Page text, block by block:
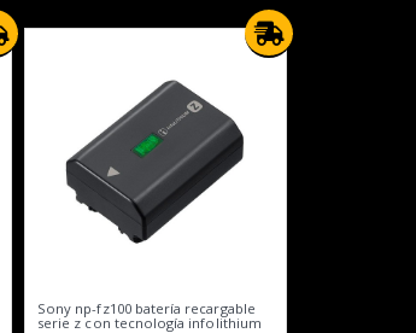
Sony np-fz100 batería recargable
serie z con tecnología infolithium